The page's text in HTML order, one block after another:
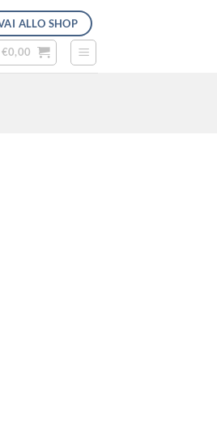
ALLO SHOP
€0,00